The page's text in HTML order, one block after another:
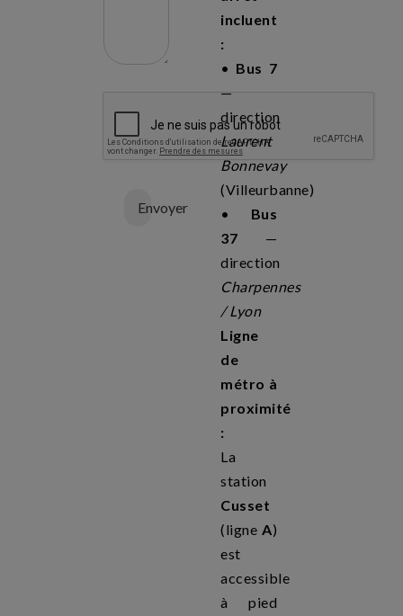
Envoyer
incluent
:
• Bus 7
—
direction
Laurent
Bonnevay
(Villeurbanne)
• Bus
37 —
direction
Charpennes
/ Lyon
Ligne
de
métro à
proximité
:
La
station
Cusset
(ligne A)
est
accessible
à pied